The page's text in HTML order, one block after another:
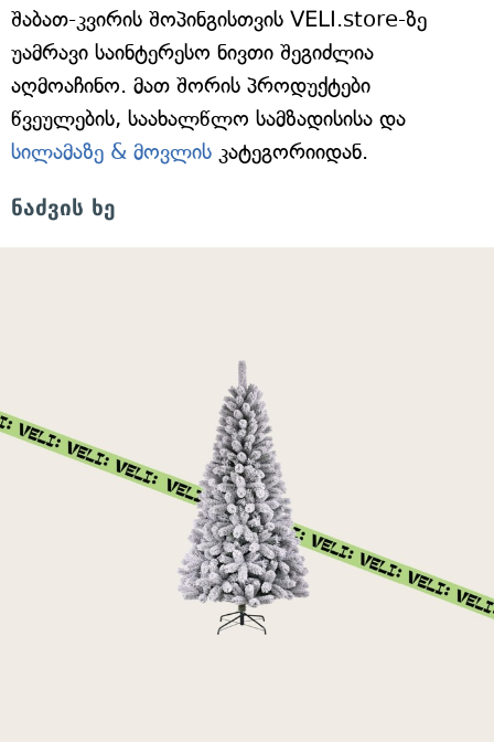
შაბათ-კვირის შოპინგისთვის VELI.store-ზე
უამრავი საინტერესო ნივთი შეგიძლია
აღმოაჩინო. მათ შორის პროდუქტები
წვეულების, საახალწლო სამზადისისა და
სილამაზე & მოვლის კატეგორიიდან.
ნაძვის ხე